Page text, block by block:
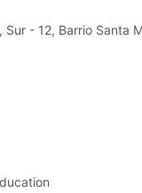
Sur - 12, Barrio Santa